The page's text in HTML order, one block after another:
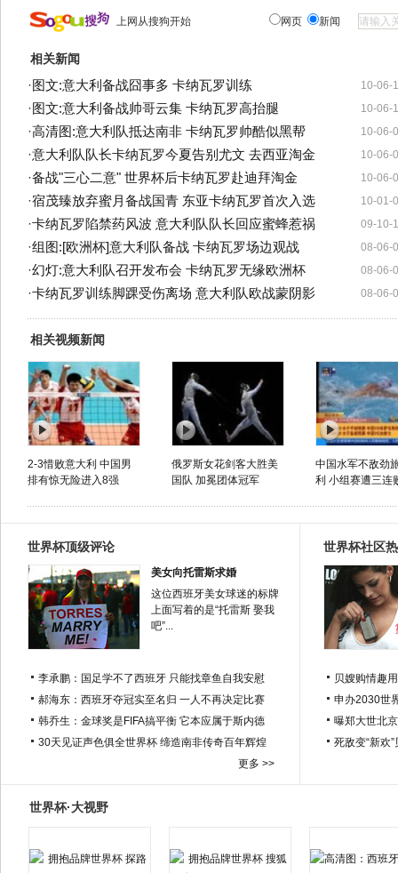
上网从搜狗开始 网页 新闻
相关新闻
10-06-
· 图文:意大利备战囧事多 卡纳瓦罗训练
10-06-
· 图文:意大利备战帅哥云集 卡纳瓦罗高抬腿
10-06-
·高清图:意大利队抵达南非 卡纳瓦罗帅酷似黑帮
10-06-
·意大利队队长卡纳瓦罗今夏告别尤文 去西亚淘金
10-06-
·备战"三心二意" 世界杯后卡纳瓦罗赴迪拜淘金
10-01-
·宿茂臻放弃蜜月备战国青 东亚卡纳瓦罗首次入选
09-10-
·卡纳瓦罗陷禁药风波 意大利队队长回应蜜蜂惹祸
08-06-
·组图:[欧洲杯]意大利队备战 卡纳瓦罗场边观战
08-06-
·幻灯:意大利队召开发布会 卡纳瓦罗无缘欧洲杯
08-06-
·卡纳瓦罗训练脚踝受伤离场 意大利队欧战蒙阴影
相关视频新闻
2-3惜败意大利 中国男
排有惊无险进入8强
俄罗斯女花剑客大胜美
国队 加冕团体冠军
中国水军不敌劲
利 小组赛遭三连
世界杯顶级评论
美女向托雷斯求婚
这位西班牙美女球迷的标牌
上面写着的是“托雷斯 娶我
吧”...
李承鹏：国足学不了西班牙 只能找章鱼自我安慰
郝海东：西班牙夺冠实至名归 一人不再决定比赛
韩乔生：金球奖是FIFA搞平衡 它本应属于斯内德
30天见证声色俱全世界杯 缔造南非传奇百年辉煌
更多 >>
世界杯社区
贝嫂购情趣
申办2030世
曝郑大世北
死敌变“新欢
世界杯·大视野